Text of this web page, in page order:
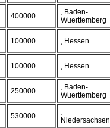
400000
, Baden-
Wuerttemberg
100000 , Hessen
100000 , Hessen
250000
, Baden-
Wuerttemberg
530000
,
Niedersachsen